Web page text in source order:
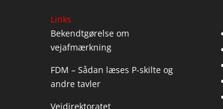
Links
Bekendtgørelse om
vejafmærkning
FDM – Sådan læses P-skilte og
andre tavler
Vejdirektoratet